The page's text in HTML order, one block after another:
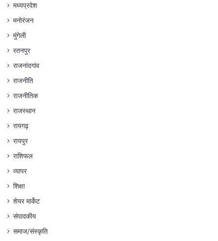
मध्यप्रदेश
मनोरंजन
मुंगेली
रतनपुर
राजनांदगांव
राजनीति
राजनीतिक
राजस्थान
रायगढ़
रायपुर
राशिफल
व्यापर
शिक्षा
शेयर मार्केट
संपादकीय
समाज/संस्कृति